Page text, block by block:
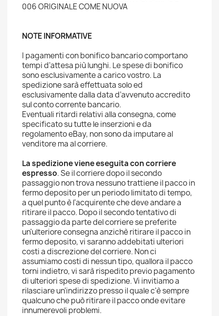
006 ORIGINALE COME NUOVA
NOTE INFORMATIVE
I pagamenti con bonifico bancario comportano
tempi d’attesa più lunghi. Le spese di bonifico
sono esclusivamente a carico vostro. La
spedizione sarà effettuata solo ed
esclusivamente dalla data d’avvenuto accredito
sul conto corrente bancario.
Eventuali ritardi relativi alla consegna, come
specificato su tutte le inserzioni e da
regolamento eBay, non sono da imputare al
venditore ma al corriere.
La spedizione viene eseguita con corriere
espresso. Se il corriere dopo il secondo
passaggio non trova nessuno trattiene il pacco in
fermo deposito per un periodo limitato di tempo,
a quel punto è l'acquirente che deve andare a
ritirare il pacco. Dopo il secondo tentativo di
passaggio da parte del corriere se preferite
un'ulteriore consegna anzichè ritirare il pacco in
fermo deposito, vi saranno addebitati ulteriori
costi a discrezione del corriere. Non ci
assumiamo costi di nessun tipo, quallora il pacco
torni indietro, vi sarà rispedito previo pagamento
di ulteriori spese di spedizione. Vi invitiamo a
rilasciare un'indirizzo presso il quale c'è sempre
qualcuno che può ritirare il pacco onde evitare
innumerevoli problemi.